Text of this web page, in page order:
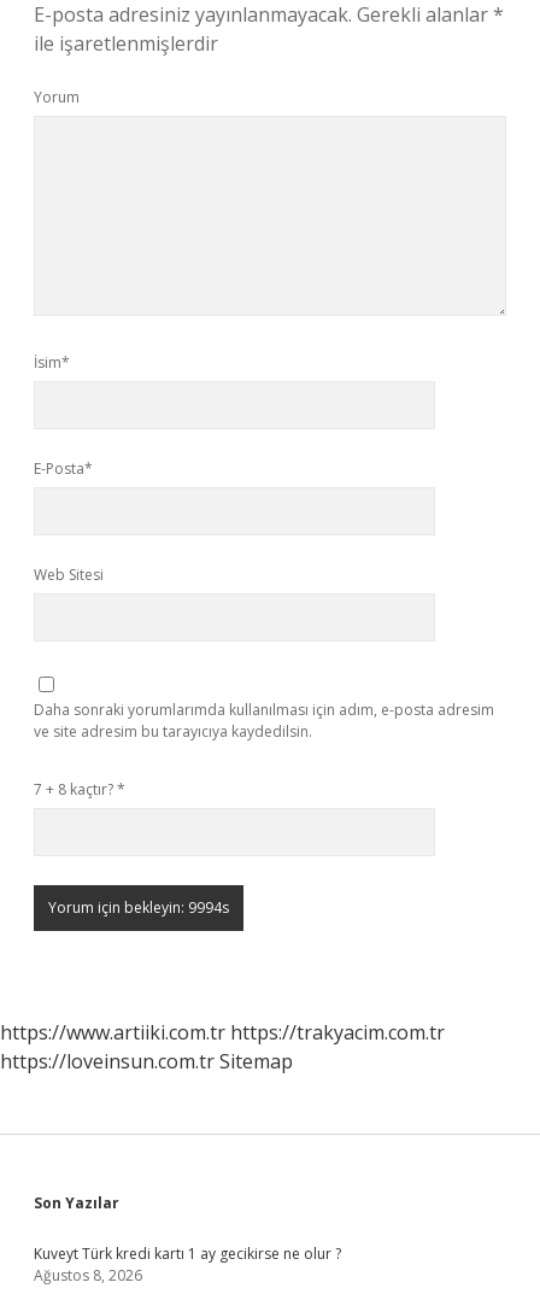
E-posta adresiniz yayınlanmayacak. Gerekli alanlar*
ile işaretlenmişlerdir
Yorum
İsim*
E-Posta*
Web Sitesi
Daha sonraki yorumlarımda kullanılması için adım, e-posta adresim
ve site adresim bu tarayıcıya kaydedilsin.
7 + 8 kaçtır?*
https://www.artiiki.com.tr https://trakyacim.com.tr
https://loveinsun.com.trSitemap
Sidebar
Son Yazılar
Kuveyt Türk kredi kartı 1 ay gecikirse ne olur ?
Ağustos 8, 2026